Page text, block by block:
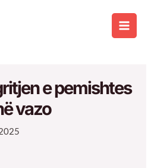
Main
e pemishtes
vazo